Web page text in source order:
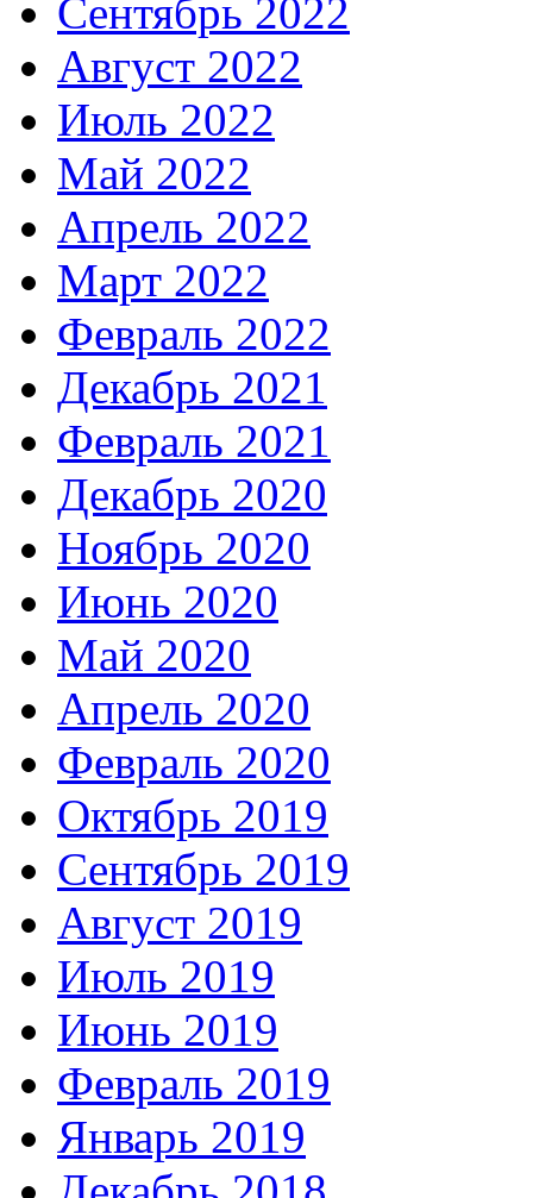
Сентябрь 2022
Август 2022
Июль 2022
Май 2022
Апрель 2022
Март 2022
Февраль 2022
Декабрь 2021
Февраль 2021
Декабрь 2020
Ноябрь 2020
Июнь 2020
Май 2020
Апрель 2020
Февраль 2020
Октябрь 2019
Сентябрь 2019
Август 2019
Июль 2019
Июнь 2019
Февраль 2019
Январь 2019